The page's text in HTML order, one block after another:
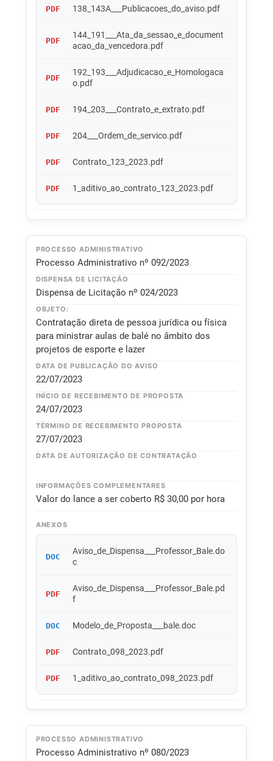
PDF 138_143A___Publicacoes_do_aviso.pdf
PDF
144_191___Ata_da_sessao_e_document
acao_da_vencedora.pdf
PDF
192_193___Adjudicacao_e_Homologaca
o.pdf
PDF 194_203___Contrato_e_extrato.pdf
PDF 204___Ordem_de_servico.pdf
PDF Contrato_123_2023.pdf
PDF 1_aditivo_ao_contrato_123_2023.pdf
PROCESSO ADMINISTRATIVO
Processo Administrativo nº 092/2023
DISPENSA DE LICITAÇÃO
Dispensa de Licitação nº 024/2023
OBJETO:
Contratação direta de pessoa jurídica ou física
para ministrar aulas de balé no âmbito dos
projetos de esporte e lazer
DATA DE PUBLICAÇÃO DO AVISO
22/07/2023
INÍCIO DE RECEBIMENTO DE PROPOSTA
24/07/2023
TÉRMINO DE RECEBIMENTO PROPOSTA
27/07/2023
DATA DE AUTORIZAÇÃO DE CONTRATAÇÃO
INFORMAÇÕES COMPLEMENTARES
Valor do lance a ser coberto R$ 30,00 por hora
ANEXOS
DOC
Aviso_de_Dispensa___Professor_Bale.do
c
PDF
Aviso_de_Dispensa___Professor_Bale.pd
f
DOC Modelo_de_Proposta___bale.doc
PDF Contrato_098_2023.pdf
PDF 1_aditivo_ao_contrato_098_2023.pdf
PROCESSO ADMINISTRATIVO
Processo Administrativo nº 080/2023